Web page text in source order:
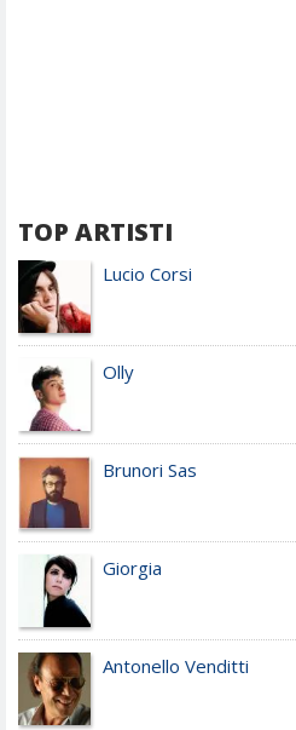
TOP ARTISTI
Lucio Corsi
Olly
Brunori Sas
Giorgia
Antonello Venditti